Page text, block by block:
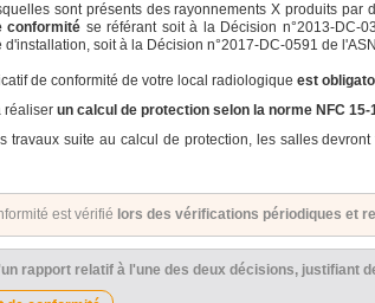
sont présents des rayonnements X produits
conformité se référant soit à la Décision n°2013-DC-
soit à la Décision n°2017-DC-0591 de
de conformité de votre local radiologique est
réaliser un calcul de protection selon la norme NFC 15-
travaux suite au calcul de protection, les salles
est vérifié lors des vérifications périodiques et
rapport relatif à l'une des deux décisions, justifiant